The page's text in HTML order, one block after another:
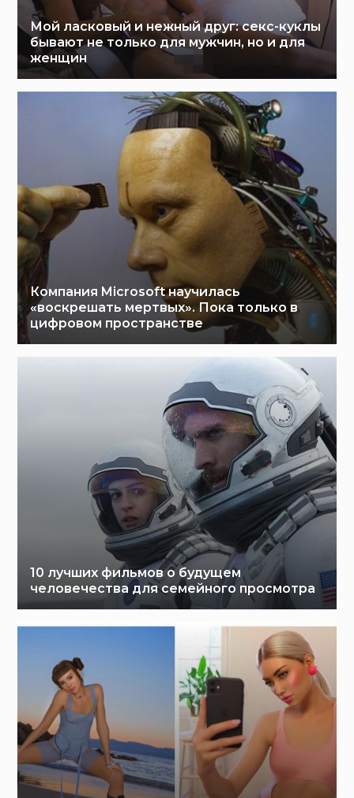
Мой ласковый и нежный друг: секс-куклы
бывают не только для мужчин, но и для
женщин
Компания Microsoft научилась
«воскрешать мертвых». Пока только в
цифровом пространстве
10 лучших фильмов о будущем
человечества для семейного просмотра